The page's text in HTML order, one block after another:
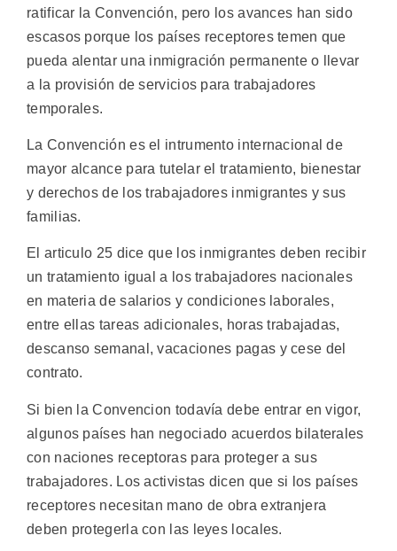
ratificar la Convención, pero los avances han sido
escasos porque los países receptores temen que
pueda alentar una inmigración permanente o llevar
a la provisión de servicios para trabajadores
temporales.
La Convención es el intrumento internacional de
mayor alcance para tutelar el tratamiento, bienestar
y derechos de los trabajadores inmigrantes y sus
familias.
El articulo 25 dice que los inmigrantes deben recibir
un tratamiento igual a los trabajadores nacionales
en materia de salarios y condiciones laborales,
entre ellas tareas adicionales, horas trabajadas,
descanso semanal, vacaciones pagas y cese del
contrato.
Si bien la Convencion todavía debe entrar en vigor,
algunos países han negociado acuerdos bilaterales
con naciones receptoras para proteger a sus
trabajadores. Los activistas dicen que si los países
receptores necesitan mano de obra extranjera
deben protegerla con las leyes locales.